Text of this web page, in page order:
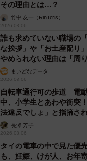
その理由とは…？
竹中 友一（RinToris）
2026.08.06
誰も求めていない職場の
な挨拶」や「お土産配り
やめられない理由は「周り
まいどなデータ
2026.08.06
自転車通行可の歩道 電
中、小学生とあわや衝突
法違反でしょ」と指摘さ
説】長澤 芳子
2026.08.06
タイの電車の中で見た優
も、妊娠、けが人、お